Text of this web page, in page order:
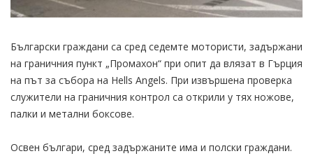
Български граждани са сред седемте мотористи, задържани
на граничния пункт „Промахон“ при опит да влязат в Гърция
на път за събора на Hells Angels. При извършена проверка
служители на граничния контрол са открили у тях ножове,
палки и метални боксове.
Освен българи, сред задържаните има и полски граждани.